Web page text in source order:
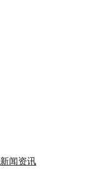
新闻资讯